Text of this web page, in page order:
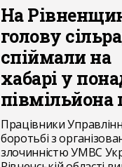
На
голову
спіймали на
хабарі у
півмільйона
Працівники
боротьбі з
злочинністю УМВС